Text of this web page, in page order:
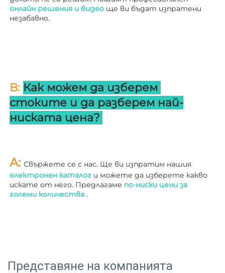
онлайн решения и видео ще ви бъдат изпратени
незабавно.
В: Как можем да изберем
стоките и да разберем най-
ниската цена?
A:
електронен каталог и можете да изберете какво
искате от него. Предлагаме по-ниски цени за
големи количества .
Представяне на компанията